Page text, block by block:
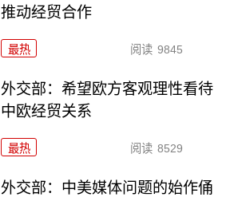
推动经贸合作
最热 阅读 9845
外交部：希望欧方客观理性看待
中欧经贸关系
最热 阅读 8529
外交部：中美媒体问题的始作俑